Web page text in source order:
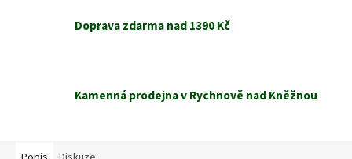
Doprava zdarma nad 1390 Kč
Kamenná prodejna v Rychnově nad Kněžnou